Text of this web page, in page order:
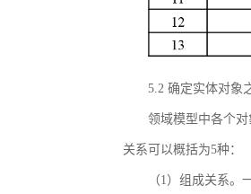
5.2 确定实体对象
领域模型中各个
关系可以概括为5种：
（1）组成关系